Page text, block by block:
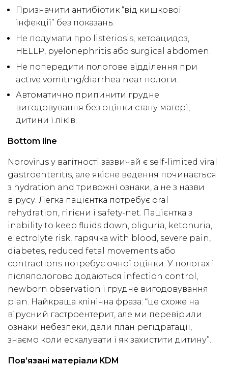
Призначити антибіотик “від кишкової
інфекції” без показань.
Не подумати про listeriosis, кетоацидоз,
HELLP, pyelonephritis або surgical abdomen.
Не попередити пологове відділення при
active vomiting/diarrhea near пологи.
Автоматично припинити грудне
вигодовування без оцінки стану матері,
дитини і ліків.
Bottom line
Norovirus у вагітності зазвичай є self-limited viral
gastroenteritis, але якісне ведення починається
з hydration and тривожні ознаки, а не з назви
вірусу. Легка пацієнтка потребує oral
rehydration, гігієни і safety-net. Пацієнтка з
inability to keep fluids down, oliguria, ketonuria,
electrolyte risk, гарячка with blood, severe pain,
diabetes, reduced fetal movements або
contractions потребує очної оцінки. У пологах і
післяпологово додаються infection control,
newborn observation і грудне вигодовування
plan. Найкраща клінічна фраза: “це схоже на
вірусний гастроентерит, але ми перевірили
ознаки небезпеки, дали план регідратації,
знаємо коли ескалувати і як захистити дитину”.
Пов’язані матеріали KDM